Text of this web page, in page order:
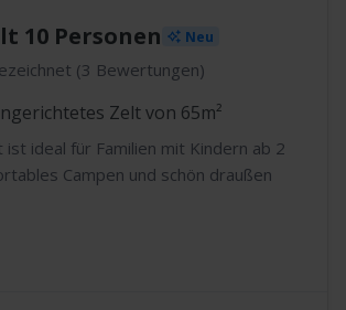
10 Personen Neu
(3 Bewertungen)
Zelt von 65m²
ist ideal für Familien mit Kindern ab 2
Campen und schön draußen